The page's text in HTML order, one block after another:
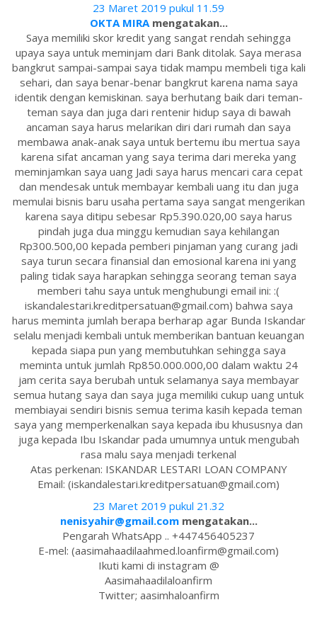
23 Maret 2019 pukul 11.59
OKTA MIRAmengatakan...
Saya memiliki skor kredit yang sangat rendah sehingga
upaya saya untuk meminjam dari Bank ditolak. Saya merasa
bangkrut sampai-sampai saya tidak mampu membeli tiga kali
sehari, dan saya benar-benar bangkrut karena nama saya
identik dengan kemiskinan. saya berhutang baik dari teman-
teman saya dan juga dari rentenir hidup saya di bawah
ancaman saya harus melarikan diri dari rumah dan saya
membawa anak-anak saya untuk bertemu ibu mertua saya
karena sifat ancaman yang saya terima dari mereka yang
meminjamkan saya uang Jadi saya harus mencari cara cepat
dan mendesak untuk membayar kembali uang itu dan juga
memulai bisnis baru usaha pertama saya sangat mengerikan
karena saya ditipu sebesar Rp5.390.020,00 saya harus
pindah juga dua minggu kemudian saya kehilangan
Rp300.500,00 kepada pemberi pinjaman yang curang jadi
saya turun secara finansial dan emosional karena ini yang
paling tidak saya harapkan sehingga seorang teman saya
memberi tahu saya untuk menghubungi email ini: :(
iskandalestari.kreditpersatuan@gmail.com) bahwa saya
harus meminta jumlah berapa berharap agar Bunda Iskandar
selalu menjadi kembali untuk memberikan bantuan keuangan
kepada siapa pun yang membutuhkan sehingga saya
meminta untuk jumlah Rp850.000.000,00 dalam waktu 24
jam cerita saya berubah untuk selamanya saya membayar
semua hutang saya dan saya juga memiliki cukup uang untuk
membiayai sendiri bisnis semua terima kasih kepada teman
saya yang memperkenalkan saya kepada ibu khususnya dan
juga kepada Ibu Iskandar pada umumnya untuk mengubah
rasa malu saya menjadi terkenal
Atas perkenan: ISKANDAR LESTARI LOAN COMPANY
Email: (iskandalestari.kreditpersatuan@gmail.com)
23 Maret 2019 pukul 21.32
nenisyahir@gmail.commengatakan...
Pengarah WhatsApp .. +447456405237
E-mel: (aasimahaadilaahmed.loanfirm@gmail.com)
Ikuti kami di instagram @
Aasimahaadilaloanfirm
Twitter; aasimhaloanfirm